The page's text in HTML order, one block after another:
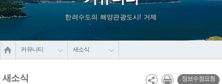
한려수도의 해양관광도시! 거제
커뮤니티 새소식
새소식 정보수정요청